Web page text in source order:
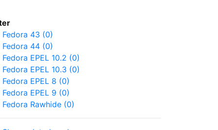
Fedora 43 (0)
Fedora 44 (0)
Fedora EPEL 10.2 (0)
Fedora EPEL 10.3 (0)
Fedora EPEL 8 (0)
Fedora EPEL 9 (0)
Fedora Rawhide (0)